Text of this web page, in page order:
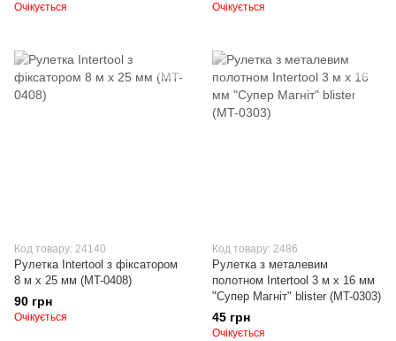
Очікується Очікується
Код товару: 24140
Рулетка Intertool з фіксатором
8 м х 25 мм (MT-0408)
90 грн
Очікується
Код товару: 2486
Рулетка з металевим
полотном Intertool 3 м x 16 мм
"Супер Магніт" blister (MT-0303)
45 грн
Очікується